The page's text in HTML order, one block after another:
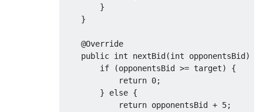
}
}
@Override
public int nextBid (int opponentsBid )
if
(opponentsBid >= target)
{
return 0;
}
else {
return opponentsBid + 5;